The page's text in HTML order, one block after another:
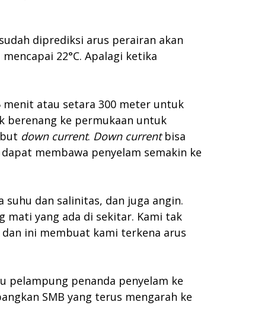
diprediksi arus perairan akan
mencapai 22°C. Apalagi ketika
menit atau setara 300 meter untuk
berenang ke permukaan untuk
down current. Down currentbisa
membawa penyelam semakin ke
dan salinitas, dan juga angin.
yang ada di sekitar. Kami tak
ini membuat kami terkena arus
pelampung penanda penyelam ke
SMB yang terus mengarah ke